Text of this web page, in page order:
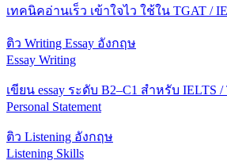
เทคนิคอ่านเร็ว เข้าใจไว ใช้ใน TGAT /
ติว Writing Essay อังกฤษ
Essay Writing
เขียน essay ระดับ B2–C1 สำหรับ IELTS /
Personal Statement
ติว Listening อังกฤษ
Listening Skills